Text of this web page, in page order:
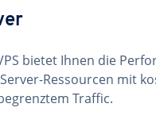
bietet Ihnen die
Ressourcen mit
Traffic.